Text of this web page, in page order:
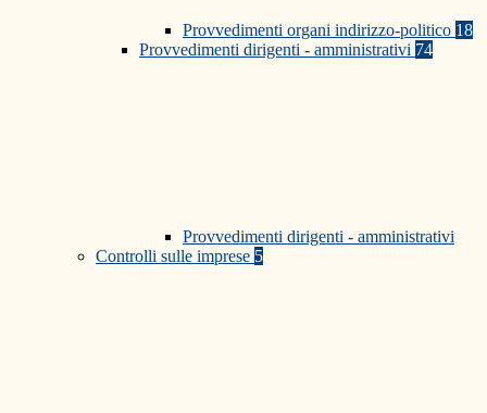
Provvedimenti organi indirizzo-politico 18
Provvedimenti dirigenti - amministrativi 74
Provvedimenti dirigenti - amministrativi
Controlli sulle imprese 5